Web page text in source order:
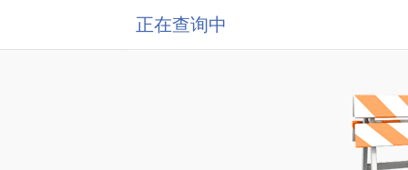
正在查询中